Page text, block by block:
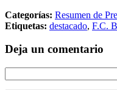
Categorías: Resumen de
Etiquetas: destacado, F.C.
Deja un comentario